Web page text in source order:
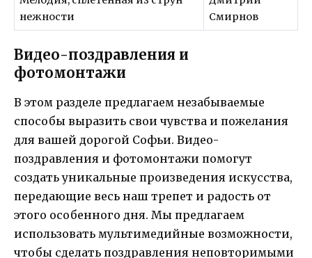
нежности
Смирнов
Видео-поздравления и
фотомонтажи
В этом разделе предлагаем незабываемые
способы выразить свои чувства и пожелания
для вашей дорогой Софьи. Видео-
поздравления и фотомонтажи помогут
создать уникальные произведения искусства,
передающие весь наш трепет и радость от
этого особенного дня. Мы предлагаем
использовать мультимедийные возможности,
чтобы сделать поздравления неповторимыми